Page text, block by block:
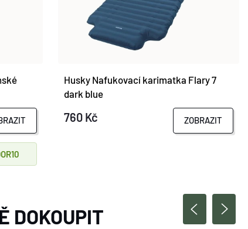
Husky Nafukovací karimatka Flary 7
dark blue
760 Kč ZOBRAZIT
DOKOUPIT